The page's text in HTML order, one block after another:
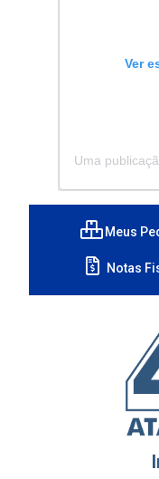
Ver
Meus
Notas